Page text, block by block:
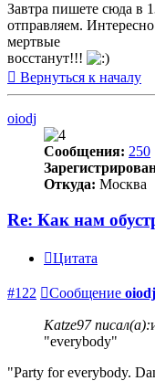
Завтра пишете сюда в
отправляем.
мертвые
восстанут!!!
Вернуться к началу
oiodj
Сообщения: 250
Откуда: Москва
Re: Как нам
Цитата
#122 Сообщение oiodj
Katze97 писал(а):
"everybody"
"Party for everybody.